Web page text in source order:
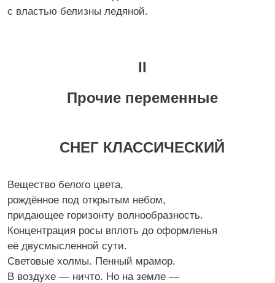
с властью белизны ледяной.
II
Прочие переменные
СНЕГ КЛАССИЧЕСКИЙ
Вещество белого цвета,
рождённое под открытым небом,
придающее горизонту волнообразность.
Концентрация росы вплоть до оформленья
её двусмысленной сути.
Световые холмы. Пенный мрамор.
В воздухе — ничто. Но на земле —